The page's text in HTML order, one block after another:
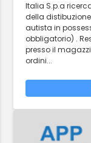
Italia S.p.a
della
autista in
obbligatorio) .
presso il
ordini...